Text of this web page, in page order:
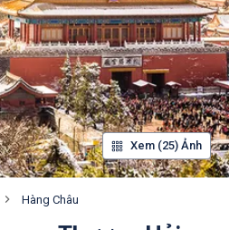
Xem (25) Ảnh
Hàng Châu